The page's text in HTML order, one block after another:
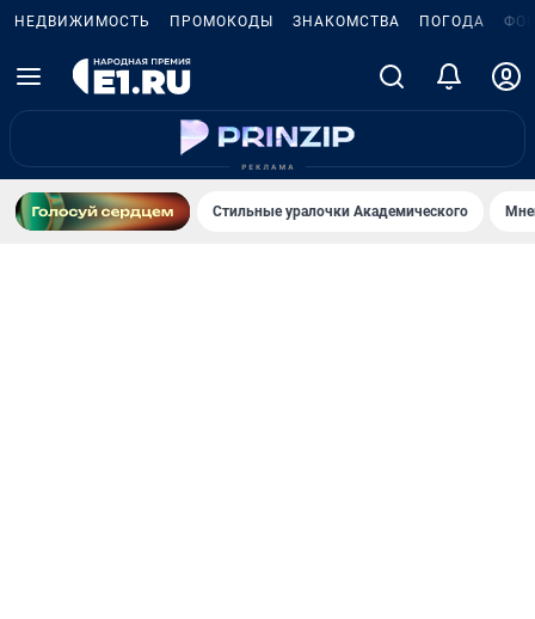
НЕДВИЖИМОСТЬ ПРОМОКОДЫ ЗНАКОМСТВА ПОГОДА
Стильные уралочки Академического